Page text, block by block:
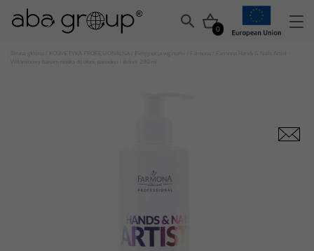
0
KOSMETYKA PROFESJONALNA Pielęgnacja wg marki
/ Farmona Hands & Nails Artist –